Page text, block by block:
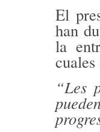
El
han
la
“Les